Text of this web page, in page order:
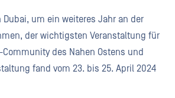
Dubai, um ein weiteres Jahr an der
der wichtigsten Veranstaltung für
des Nahen Ostens und
fand vom 23. bis 25. April 2024